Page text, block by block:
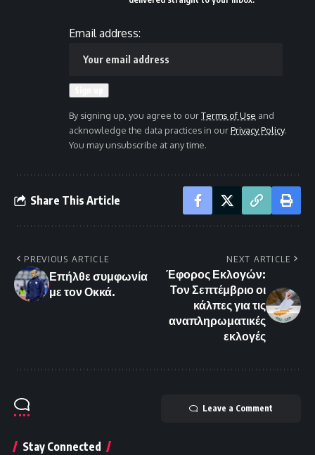
Email address:
By signing up, you agree to ourTerms of Use and
acknowledge the data practices in ourPrivacy Policy.
You may unsubscribe at any time.
Share This Article
PREVIOUS ARTICLE
Επήλθε συμφωνία
με τον Οκκά.
NEXT ARTICLE
Έφορος Εκλογών:
Τον Σεπτέμβριο οι
κάλπες για τις
αναπληρωματικές
εκλογές
Leave a Comment
Stay Connected